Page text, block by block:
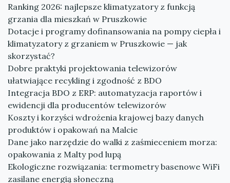
Ranking 2026: najlepsze klimatyzatory z funkcją
grzania dla mieszkań w Pruszkowie
Dotacje i programy dofinansowania na pompy ciepła i
klimatyzatory z grzaniem w Pruszkowie — jak
skorzystać?
Dobre praktyki projektowania telewizorów
ułatwiające recykling i zgodność z BDO
Integracja BDO z ERP: automatyzacja raportów i
ewidencji dla producentów telewizorów
Koszty i korzyści wdrożenia krajowej bazy danych
produktów i opakowań na Malcie
Dane jako narzędzie do walki z zaśmieceniem morza:
opakowania z Malty pod lupą
Ekologiczne rozwiązania: termometry basenowe WiFi
zasilane energią słoneczną